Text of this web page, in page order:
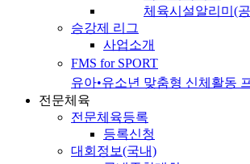
체육시설알리미(
승강제 리그
사업소개
FMS for SPORT
유아•유소년 맞춤형 신체활동
전문체육
전문체육등록
등록신청
대회정보(국내)